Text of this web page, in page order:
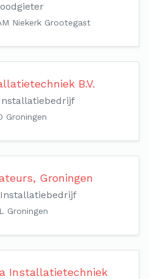
Niekerk Grootegast
B.V.
Groningen
Groningen
Installatiebedrijf
Groningen
Installatietechniek